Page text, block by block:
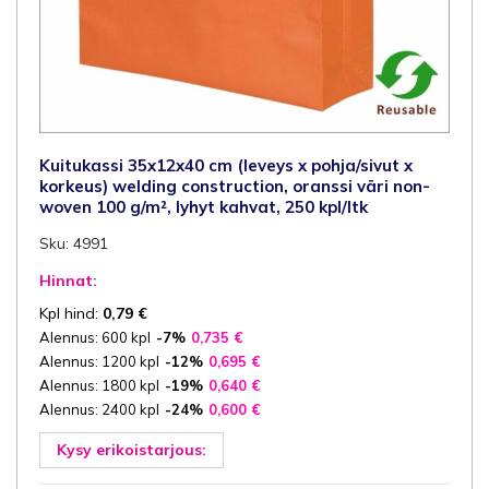
Kuitukassi 35x12x40 cm (leveys x pohja/sivut x
korkeus) welding construction, oranssi väri non-
woven 100 g/m², lyhyt kahvat, 250 kpl/ltk
Sku: 4991
Hinnat:
Kpl hind: 0,79 €
Alennus: 600 kpl -7% 0,735 €
Alennus: 1200 kpl -12% 0,695 €
Alennus: 1800 kpl -19% 0,640 €
Alennus: 2400 kpl -24% 0,600 €
Kysy erikoistarjous: